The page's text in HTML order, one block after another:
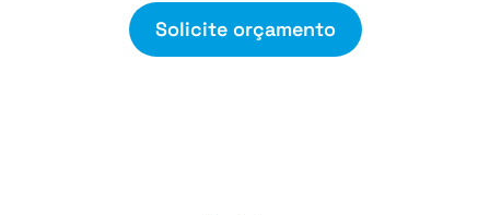
Solicite orçamento